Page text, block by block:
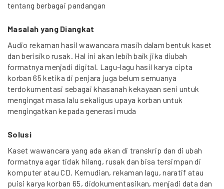
tentang berbagai pandangan
Masalah yang Diangkat
Audio rekaman hasil wawancara masih dalam bentuk kaset
dan berisiko rusak. Hal ini akan lebih baik jika diubah
formatnya menjadi digital. Lagu-lagu hasil karya cipta
korban 65 ketika di penjara juga belum semuanya
terdokumentasi sebagai khasanah kekayaan seni untuk
mengingat masa lalu sekaligus upaya korban untuk
mengingatkan kepada generasi muda
Solusi
Kaset wawancara yang ada akan di transkrip dan di ubah
formatnya agar tidak hilang, rusak dan bisa tersimpan di
komputer atau CD. Kemudian, rekaman lagu, naratif atau
puisi karya korban 65, didokumentasikan, menjadi data dan